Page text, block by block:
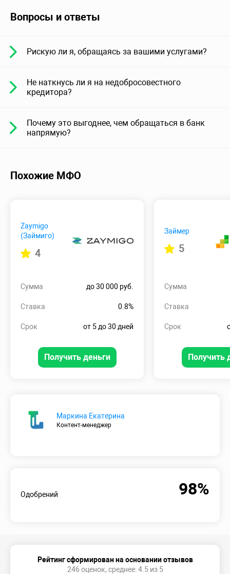
Вопросы и ответы
Рискую ли я, обращаясь за вашими услугами?
Не наткнусь ли я на недобросовестного
кредитора?
Почему это выгоднее, чем обращаться в банк
напрямую?
Похожие МФО
Zaymigo
(Займиго)
4
Сумма до 30 000 руб.
Ставка 0.8%
Срок от 5 до 30 дней
Получить деньги
Займер
5
Сумма
Ставка
Срок
Получить
Маркина Екатерина
Контент-менеджер
Одобрений 98%
Рейтинг сформирован на основании отзывов
246 оценок, среднее: 4.5 из 5